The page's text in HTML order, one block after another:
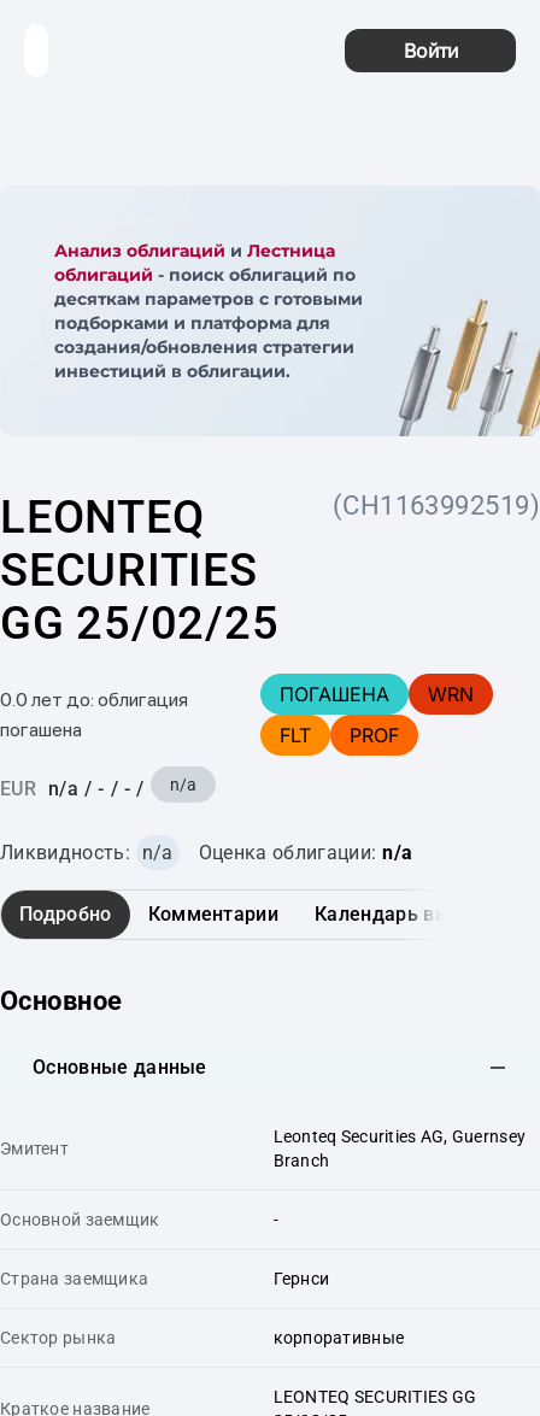
Войти
Анализ облигаций и Лестница
облигаций - поиск облигаций по
десяткам параметров с готовыми
подборками и платформа для
создания/обновления стратегии
инвестиций в облигации.
LEONTEQ
SECURITIES
GG 25/02/25
(CH1163992519)
0.0 лет до: облигация
погашена
ПОГАШЕНА
WRN
FLT
PROF
EUR n/a / - / - / n/a
Ликвидность: n/a Оценка облигации: n/a
Подробно Комментарии Календарь выплат
Основное
Основные данные
Эмитент
Leonteq Securities AG, Guernsey
Branch
Основной заемщик -
Страна заемщика Гернси
Сектор рынка корпоративные
Краткое название
LEONTEQ SECURITIES GG